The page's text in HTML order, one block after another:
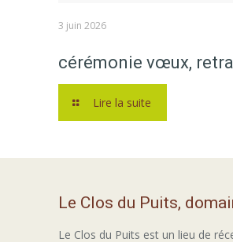
3 juin 2026
cérémonie vœux,
Lire la suite
Le Clos du Puits,
Le Clos du Puits est un lieu de